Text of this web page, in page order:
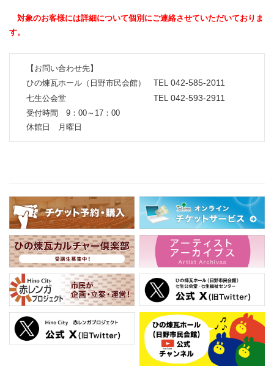
対象のお客様には詳細について個別にご連絡させていただいておりま
す。
【お問い合わせ先】
ひの煉瓦ホール（日野市民会館） TEL 042-585-2011
七生公会堂 TEL 042-593-2911
受付時間 9：00～17：00
休館日 月曜日